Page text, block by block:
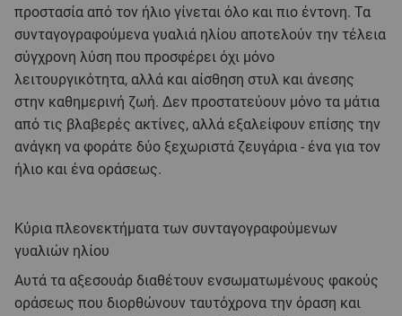
προστασία από τον ήλιο γίνεται όλο και πιο έντονη. Τα
συνταγογραφούμενα γυαλιά ηλίου αποτελούν την τέλεια
σύγχρονη λύση που προσφέρει όχι μόνο
λειτουργικότητα, αλλά και αίσθηση στυλ και άνεσης
στην καθημερινή ζωή. Δεν προστατεύουν μόνο τα μάτια
από τις βλαβερές ακτίνες, αλλά εξαλείφουν επίσης την
ανάγκη να φοράτε δύο ξεχωριστά ζευγάρια - ένα για τον
ήλιο και ένα οράσεως.
Κύρια πλεονεκτήματα των συνταγογραφούμενων
γυαλιών ηλίου
Αυτά τα αξεσουάρ διαθέτουν ενσωματωμένους φακούς
οράσεως που διορθώνουν ταυτόχρονα την όραση και